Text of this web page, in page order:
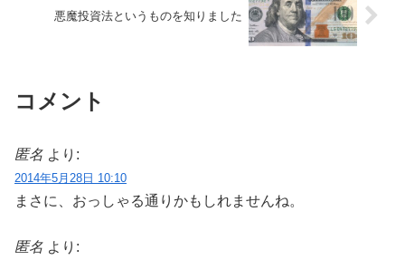
悪魔投資法というものを知りました
コメント
匿名 より:
2014年5月28日 10:10
まさに、おっしゃる通りかもしれませんね。
匿名 より: